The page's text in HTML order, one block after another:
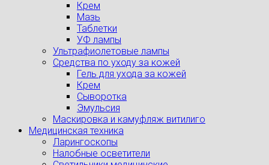
Крем
Мазь
Таблетки
УФ лампы
Ультрафиолетовые лампы
Средства по уходу за кожей
Гель для ухода за кожей
Крем
Сыворотка
Эмульсия
Маскировка и камуфляж витилиго
Медицинская техника
Ларингоскопы
Налобные осветители